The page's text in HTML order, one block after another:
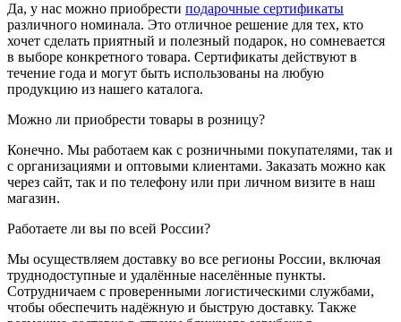
Да, у нас можно приобрести подарочные сертификаты
различного номинала. Это отличное решение для тех, кто
хочет сделать приятный и полезный подарок, но сомневается
в выборе конкретного товара. Сертификаты действуют в
течение года и могут быть использованы на любую
продукцию из нашего каталога.
Можно ли приобрести товары в розницу?
Конечно. Мы работаем как с розничными покупателями, так и
с организациями и оптовыми клиентами. Заказать можно как
через сайт, так и по телефону или при личном визите в наш
магазин.
Работаете ли вы по всей России?
Мы осуществляем доставку во все регионы России, включая
труднодоступные и удалённые населённые пункты.
Сотрудничаем с проверенными логистическими службами,
чтобы обеспечить надёжную и быструю доставку. Также